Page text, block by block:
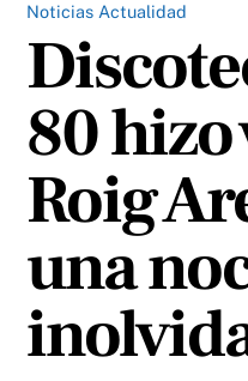
Noticias Actualidad
80
Roig
una